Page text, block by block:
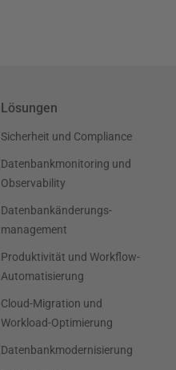
Lösungen
Sicherheit und Compliance
Datenbankmonitoring und
Observability
Datenbankänderungs-
management
Produktivität und Workflow-
Automatisierung
Cloud-Migration und
Workload-Optimierung
Datenbankmodernisierung